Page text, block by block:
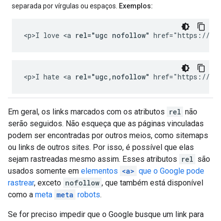
separada por vírgulas ou espaços. Exemplos:
<p>I love <a rel="ugc nofollow" href="https://
<p>I hate <a rel="ugc,nofollow" href="https://
Em geral, os links marcados com os atributos rel não
serão seguidos. Não esqueça que as páginas vinculadas
podem ser encontradas por outros meios, como sitemaps
ou links de outros sites. Por isso, é possível que elas
sejam rastreadas mesmo assim. Esses atributos rel são
usados somente em elementos <a> que o Google pode
rastrear, exceto nofollow , que também está disponível
como a meta meta robots.
Se for preciso impedir que o Google busque um link para